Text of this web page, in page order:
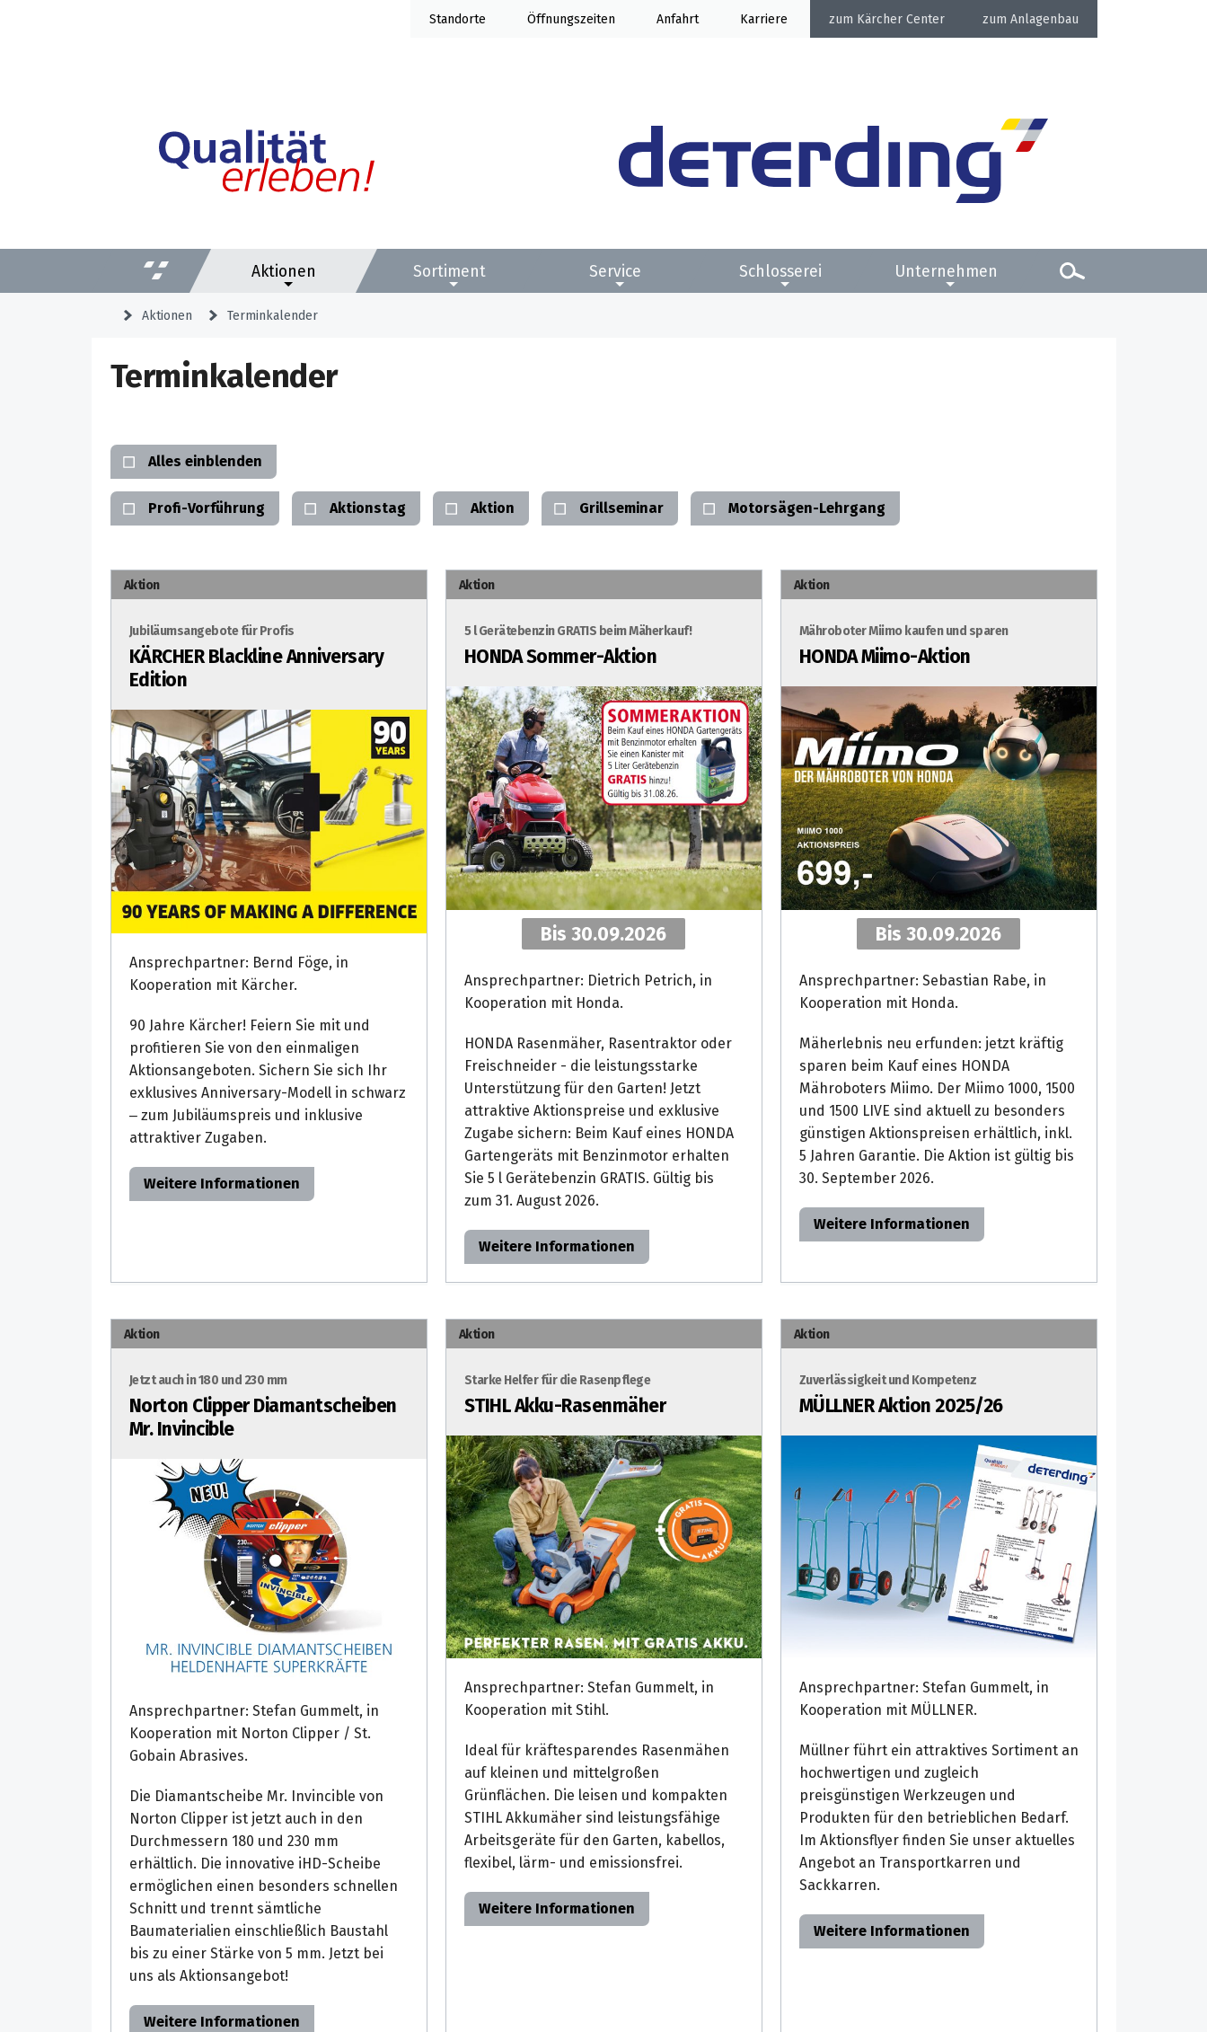
Standorte Öffnung Anfahrt Karriere Kärcher Center Anlagenbau
Aktionen Sortiment Service Schlosserei Unternehmen
Aktionen Terminkalender
Terminkalender
Alles einblenden
Profi-Vorführung Aktionstag Aktion Grillseminar Motorsägen-Lehrgang
Aktion
Jubiläumsangebote für Profis
KÄRCHER Blackline Anniversary
Edition
Ansprechpartner: Bernd Föge, in
Kooperation mit Kärcher.
90 Jahre Kärcher! Feiern Sie mit und
profitieren Sie von den einmaligen
Aktionsangeboten. Sichern Sie sich Ihr
exklusives Anniversary-Modell in schwarz
– zum Jubiläumspreis und inklusive
attraktiver Zugaben.
Weitere Informationen
Aktion
5 l Gerätebenzin GRATIS beim Mäherkauf!
HONDA Sommer-Aktion
Bis 30.09.2026
Ansprechpartner: Dietrich Petrich, in
Kooperation mit Honda.
HONDA Rasenmäher, Rasentraktor oder
Freischneider - die leistungsstarke
Unterstützung für den Garten! Jetzt
attraktive Aktionspreise und exklusive
Zugabe sichern: Beim Kauf eines HONDA
Gartengeräts mit Benzinmotor erhalten
Sie 5 l Gerätebenzin GRATIS. Gültig bis
zum 31. August 2026.
Weitere Informationen
Aktion
Mähroboter Miimo kaufen und sparen
HONDA Miimo-Aktion
Bis 30.09.2026
Ansprechpartner: Sebastian Rabe, in
Kooperation mit Honda.
Mäherlebnis neu erfunden: jetzt kräftig
sparen beim Kauf eines HONDA
Mähroboters Miimo. Der Miimo 1000, 1500
und 1500 LIVE sind aktuell zu besonders
günstigen Aktionspreisen erhältlich, inkl.
5 Jahren Garantie. Die Aktion ist gültig bis
30. September 2026.
Weitere Informationen
Aktion
Jetzt auch in 180 und 230 mm
Norton Clipper Diamantscheiben
Mr. Invincible
Ansprechpartner: Stefan Gummelt, in
Kooperation mit Norton Clipper / St.
Gobain Abrasives.
Die Diamantscheibe Mr. Invincible von
Norton Clipper ist jetzt auch in den
Durchmessern 180 und 230 mm
erhältlich. Die innovative iHD-Scheibe
ermöglichen einen besonders schnellen
Schnitt und trennt sämtliche
Baumaterialien einschließlich Baustahl
bis zu einer Stärke von 5 mm. Jetzt bei
uns als Aktionsangebot!
Weitere Informationen
Aktion
Starke Helfer für die Rasenpflege
STIHL Akku-Rasenmäher
Ansprechpartner: Stefan Gummelt, in
Kooperation mit Stihl.
Ideal für kräftesparendes Rasenmähen
auf kleinen und mittelgroßen
Grünflächen. Die leisen und kompakten
STIHL Akkumäher sind leistungsfähige
Arbeitsgeräte für den Garten, kabellos,
flexibel, lärm- und emissionsfrei.
Weitere Informationen
Aktion
Zuverlässigkeit und Kompetenz
MÜLLNER Aktion 2025/26
Ansprechpartner: Stefan Gummelt, in
Kooperation mit MÜLLNER.
Müllner führt ein attraktives Sortiment an
hochwertigen und zugleich
preisgünstigen Werkzeugen und
Produkten für den betrieblichen Bedarf.
Im Aktionsflyer finden Sie unser aktuelles
Angebot an Transportkarren und
Sackkarren.
Weitere Informationen